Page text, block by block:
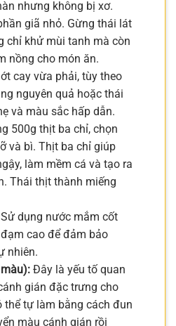
nhưng không bị xơ.
giã nhỏ. Gừng thái lát
chỉ khử mùi tanh mà còn
nồng cho món ăn.
cay vừa phải, tùy theo
nguyên quả hoặc thái
và màu sắc hấp dẫn.
500g thịt ba chỉ, chọn
và bì. Thịt ba chỉ giúp
làm mềm cá và tạo ra
Thái thịt thành miếng
Sử dụng nước mắm cốt
cao để đảm bảo
nhiên.
Đây là yếu tố quan
gián đặc trưng cho
thể tự làm bằng cách đun
màu cánh gián rồi